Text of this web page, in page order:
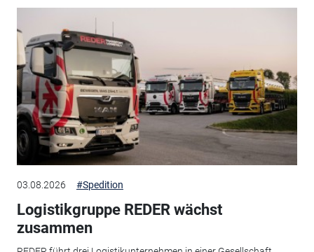
03.08.2026 #Spedition
Logistikgruppe REDER wächst
zusammen